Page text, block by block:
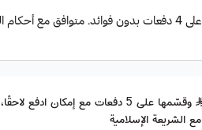
وقسّمها على 5 دفعات مع إمكان ادفع
الشريعة الإسلامية